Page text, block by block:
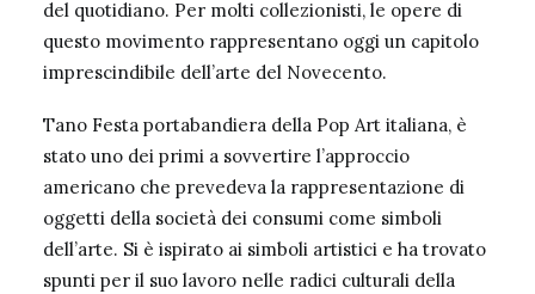
del quotidiano. Per molti collezionisti, le opere di
questo movimento rappresentano oggi un capitolo
imprescindibile dell’arte del Novecento.
Tano Festa portabandiera della Pop Art italiana, è
stato uno dei primi a sovvertire l’approccio
americano che prevedeva la rappresentazione di
oggetti della società dei consumi come simboli
dell’arte. Si è ispirato ai simboli artistici e ha trovato
spunti per il suo lavoro nelle radici culturali della